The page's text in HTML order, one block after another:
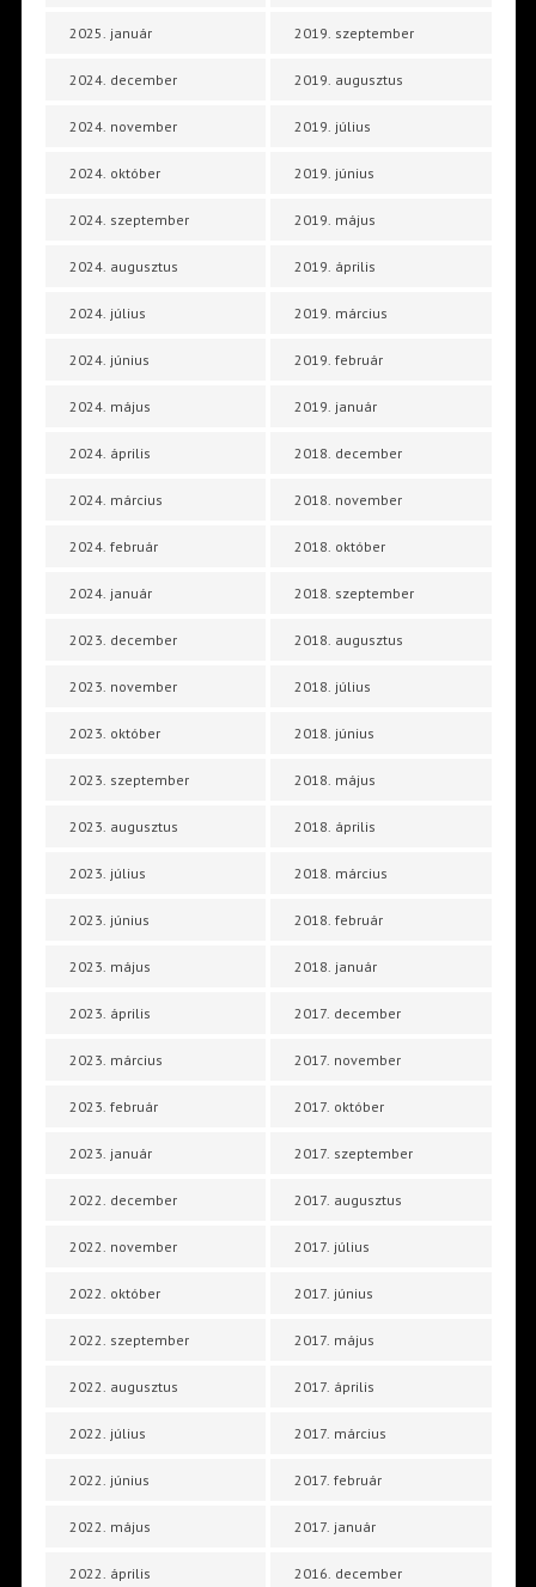
2025. január
2024. december
2024. november
2024. október
2024. szeptember
2024. augusztus
2024. július
2024. június
2024. május
2024. április
2024. március
2024. február
2024. január
2023. december
2023. november
2023. október
2023. szeptember
2023. augusztus
2023. július
2023. június
2023. május
2023. április
2023. március
2023. február
2023. január
2022. december
2022. november
2022. október
2022. szeptember
2022. augusztus
2022. július
2022. június
2022. május
2022. április
2019. szeptember
2019. augusztus
2019. július
2019. június
2019. május
2019. április
2019. március
2019. február
2019. január
2018. december
2018. november
2018. október
2018. szeptember
2018. augusztus
2018. július
2018. június
2018. május
2018. április
2018. március
2018. február
2018. január
2017. december
2017. november
2017. október
2017. szeptember
2017. augusztus
2017. július
2017. június
2017. május
2017. április
2017. március
2017. február
2017. január
2016. december